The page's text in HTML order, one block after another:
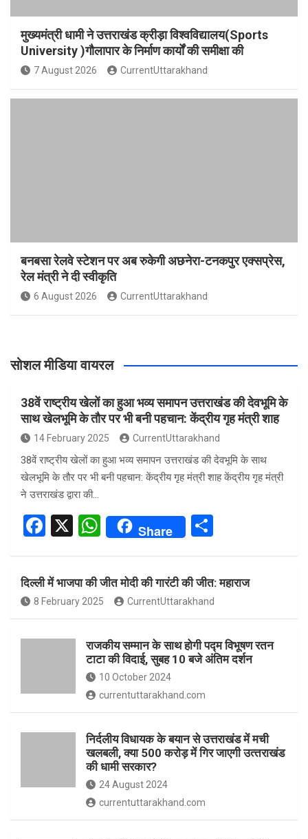
मुख्यमंत्री धामी ने उत्तराखंड क्रीड़ा विश्वविद्यालय(Sports
University )गौलापार के निर्माण कार्यों की समीक्षा की
7 August 2026 CurrentUttarakhand
बनबसा रेलवे स्टेशन पर अब रुकेगी अछनेरा-टनकपुर एक्सप्रेस,
रेल मंत्री ने दी स्वीकृति
6 August 2026 CurrentUttarakhand
सोशल मीडिया वायरल
38वें राष्ट्रीय खेलों का हुआ भव्य समापन उत्तराखंड की देवभूमि के
साथ खेलभूमि के तौर पर भी बनी पहचान: केंद्रीय गृह मंत्री शाह
14 February 2025 CurrentUttarakhand
38वें राष्ट्रीय खेलों का हुआ भव्य समापन उत्तराखंड की देवभूमि के साथ
खेलभूमि के तौर पर भी बनी पहचान: केंद्रीय गृह मंत्री शाह केंद्रीय गृह मंत्री
ने उत्तराखंड द्वारा की…
F
ce
b
o
o
X
W
at
s
A
p
p
Share
e
दिल्ली में भाजपा की जीत मोदी की गारंटी की जीत: महाराज
8 February 2025 CurrentUttarakhand
राजकीय सम्मान के साथ होगी पद्म विभूषण रतन
टाटा की विदाई, सुबह 10 बजे अंतिम दर्शन
10 October 2024
currentuttarakhand.com
निर्दलीय विधायक के बयान से उत्तराखंड में मची
खलबली, क्‍या 500 करोड़ में गिर जाएगी उत्‍तराखंड
की धामी सरकार?
24 August 2024
currentuttarakhand.com